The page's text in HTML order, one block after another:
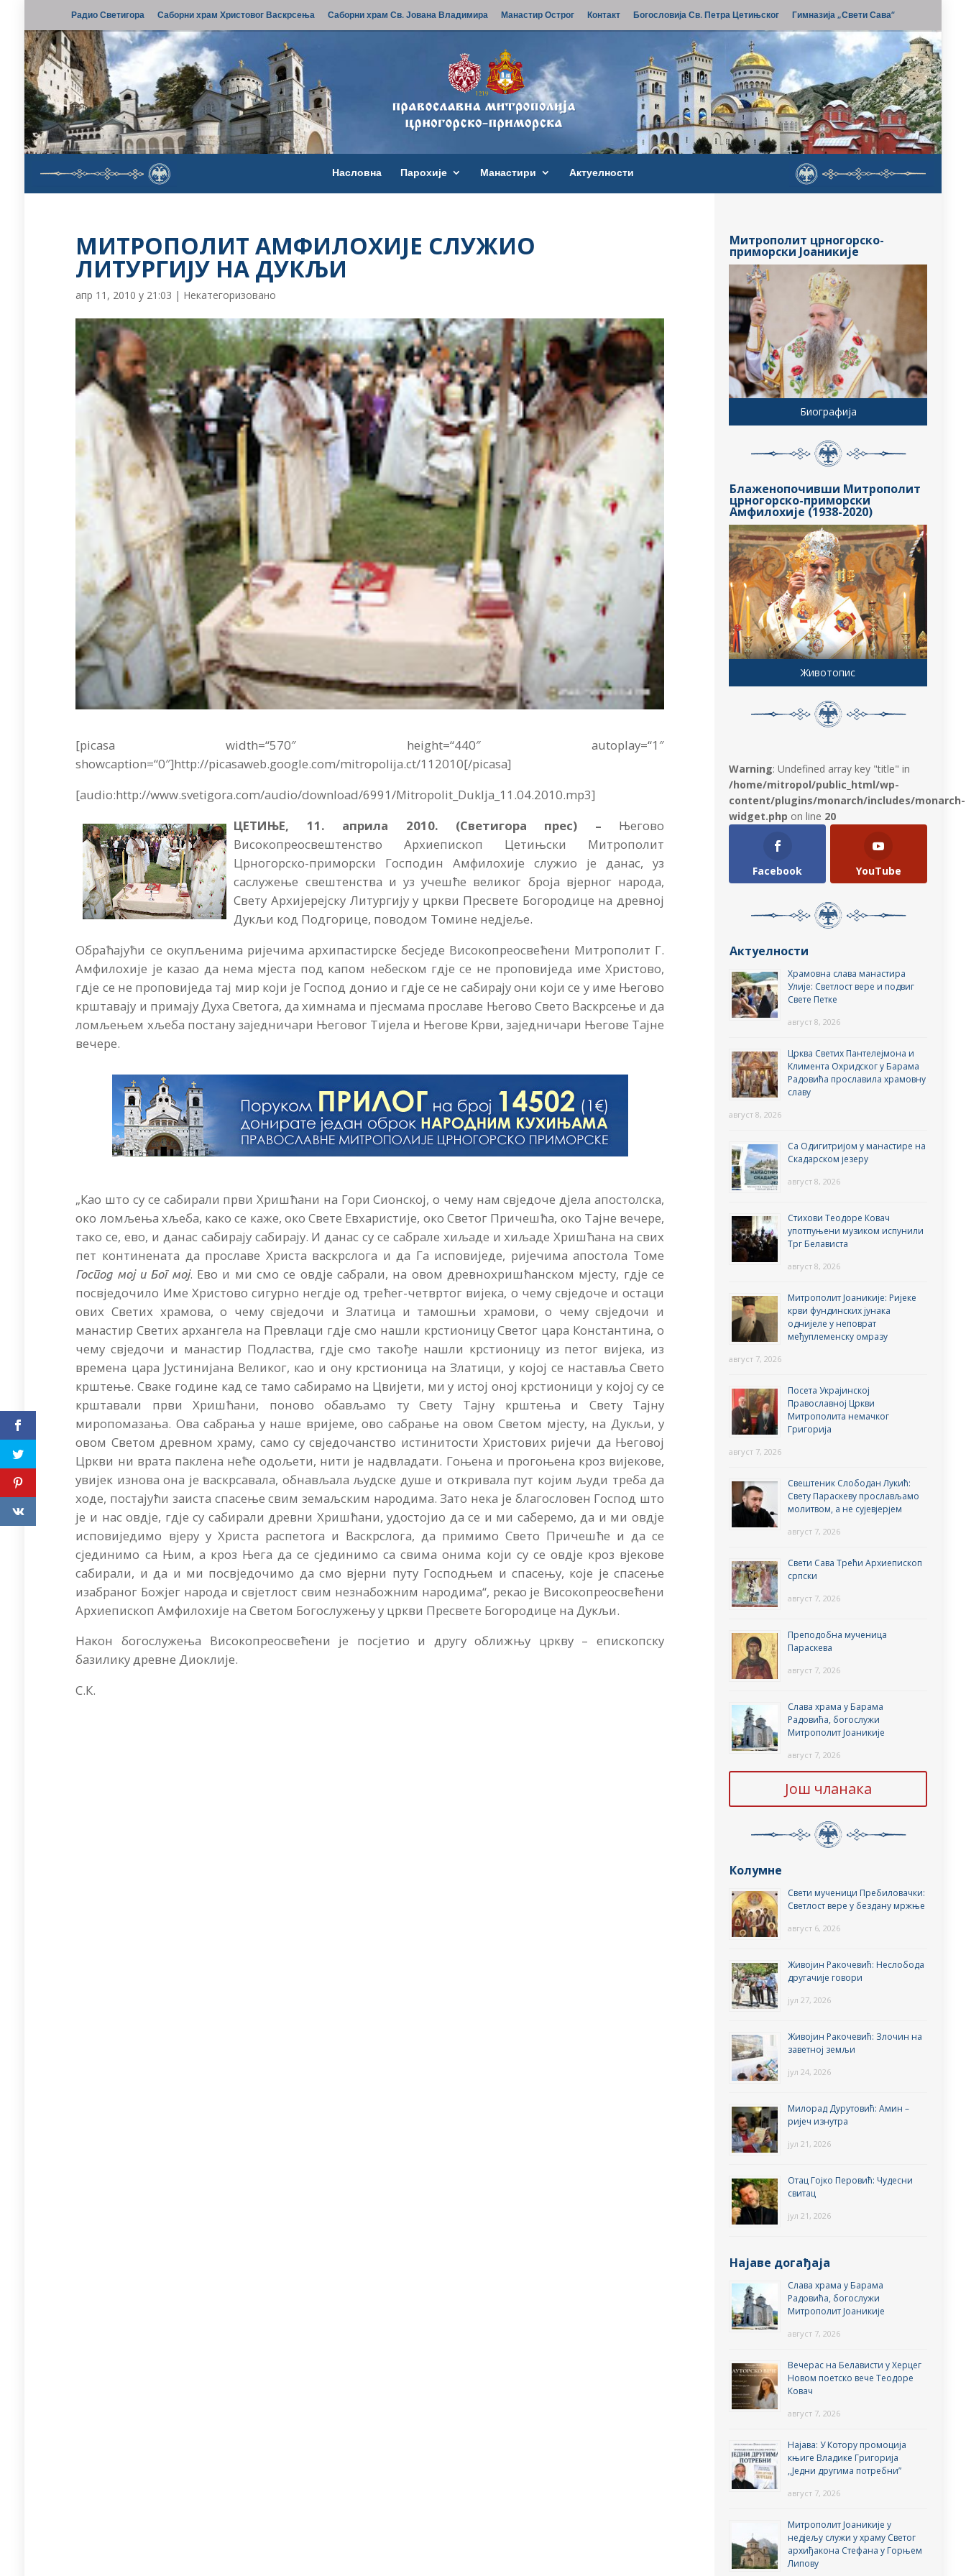
Радио Светигора Саборни храм Христовог Васкрсења Саборни храм Св. Јована Владимира Манастир Острог Контакт Богословија Св. Петра Цетињског Гимназија „Свети Сава“
Насловна Парохије Манастири Актуелности
МИТРОПОЛИТ АМФИЛОХИЈЕ СЛУЖИО
ЛИТУРГИЈУ НА ДУКЉИ
апр 11, 2010 у 21:03 | Некатегоризовано
[picasa width=“570″ height=“440″ autoplay=“1″
showcaption=“0″]http://picasaweb.google.com/mitropolija.ct/112010[/picasa]
[audio:http://www.svetigora.com/audio/download/6991/Mitropolit_Duklja_11.04.2010.mp3]
ЦЕТИЊЕ, 11. априла 2010. (Светигора прес) – Његово
Високопреосвештенство Архиепископ Цетињски Митрополит
Црногорско-приморски Господин Амфилохије служио је данас, уз
саслужење свештенства и уз учешће великог броја вјерног народа,
Свету Архијерејску Литургију у цркви Пресвете Богородице на древној
Дукљи код Подгорице, поводом Томине недјеље.
Обраћајући се окупљенима ријечима архипастирске бесједе Високопреосвећени Митрополит Г.
Амфилохије је казао да нема мјеста под капом небеском гдје се не проповиједа име Христово,
гдје се не проповиједа тај мир који је Господ донио и гдје се не сабирају они који се у име Његово
крштавају и примају Духа Светога, да химнама и пјесмама прославе Његово Свето Васкрсење и да
ломљењем хљеба постану заједничари Његовог Тијела и Његове Крви, заједничари Његове Тајне
вечере.
„Као што су се сабирали први Хришћани на Гори Сионској, о чему нам свједоче дјела апостолска,
око ломљења хљеба, како се каже, око Свете Евхаристије, око Светог Причешћа, око Тајне вечере,
тако се, ево, и данас сабирају сабирају. И данас су се сабрале хиљаде и хиљаде Хришћана на свих
пет континената да прославе Христа васкрслога и да Га исповиједе, ријечима апостола Томе
Господ мој и Бог мој. Ево и ми смо се овдје сабрали, на овом древнохришћанском мјесту, гдје се
посвједочило Име Христово сигурно негдје од трећег-четвртог вијека, о чему свједоче и остаци
ових Светих храмова, о чему свједочи и Златица и тамошњи храмови, о чему свједочи и
манастир Светих архангела на Превлаци гдје смо нашли крстионицу Светог цара Константина, о
чему свједочи и манастир Подластва, гдје смо такође нашли крстионицу из петог вијека, из
времена цара Јустинијана Великог, као и ону крстионица на Златици, у којој се наставља Свето
крштење. Сваке године кад се тамо сабирамо на Цвијети, ми у истој оној крстионици у којој су се
крштавали први Хришћани, поново обављамо ту Свету Тајну крштења и Свету Тајну
миропомазања. Ова сабрања у наше вријеме, ово сабрање на овом Светом мјесту, на Дукљи, у
овом Светом древном храму, само су свједочанство истинитости Христових ријечи да Његовој
Цркви ни врата паклена неће одољети, нити је надвладати. Гоњена и прогоњена кроз вијекове,
увијек изнова она је васкрсавала, обнављала људске душе и откривала пут којим људи треба да
ходе, постајући заиста спасење свим земаљским народима. Зато нека је благословен Господ што
је и нас овдје, гдје су сабирали древни Хришћани, удостојио да се и ми саберемо, да и ми овдје
исповиједимо вјеру у Христа распетога и Васкрслога, да примимо Свето Причешће и да се
сјединимо са Њим, а кроз Њега да се сјединимо са свима онима који су се овдје кроз вјекове
сабирали, и да и ми посвједочимо да смо вјерни путу Господњем и спасењу, које је спасење
изабраног Божјег народа и свјетлост свим незнабожним народима“, рекао је Високопреосвећени
Архиепископ Амфилохије на Светом Богослужењу у цркви Пресвете Богородице на Дукљи.
Након богослужења Високопреосвећени је посјетио и другу оближњу цркву – епископску
базилику древне Диоклије.
С.К.
Митрополит црногорско-
приморски Јоаникије
Биографија
Блаженопочивши Митрополит
црногорско-приморски
Амфилохије (1938-2020)
Животопис
Warning: Undefined array key "title" in
/home/mitropol/public_html/wp-
content/plugins/monarch/includes/monarch-
widget.php on line 20
Facebook YouTube
Актуелности
Храмовна слава манастира
Улије: Светлост вере и подвиг
Свете Петке
август 8, 2026
Црква Светих Пантелејмона и
Климента Охридског у Барама
Радовића прославила храмовну
славу
август 8, 2026
Са Одигитријом у манастире на
Скадарском језеру
август 8, 2026
Стихови Теодоре Ковач
употпуњени музиком испунили
Трг Белависта
август 8, 2026
Митрополит Јоаникије: Ријеке
крви фундинских јунака
однијеле у неповрат
међуплеменску омразу
август 7, 2026
Посета Украјинској
Православној Цркви
Митрополита немачког
Григорија
август 7, 2026
Свештеник Слободан Лукић:
Свету Параскеву прослављамо
молитвом, а не сујевјерјем
август 7, 2026
Свети Сава Трећи Архиепископ
српски
август 7, 2026
Преподобна мученица
Параскева
август 7, 2026
Слава храма у Барама
Радовића, богослужи
Митрополит Јоаникије
август 7, 2026
Још чланака
Колумне
Свети мученици Пребиловачки:
Светлост вере у бездану мржње
август 6, 2026
Живојин Ракочевић: Неслобода
другачије говори
јул 27, 2026
Живојин Ракочевић: Злочин на
заветној земљи
јул 24, 2026
Милорад Дурутовић: Амин –
ријеч изнутра
јул 21, 2026
Отац Гојко Перовић: Чудесни
свитац
јул 21, 2026
Најаве догађаја
Слава храма у Барама
Радовића, богослужи
Митрополит Јоаникије
август 7, 2026
Вечерас на Белависти у Херцег
Новом поетско вече Теодоре
Ковач
август 7, 2026
Најава: У Котору промоција
књиге Владике Григорија
,,Једни другима потребни”
август 7, 2026
Митрополит Јоаникије у
недјељу служи у храму Светог
архиђакона Стефана у Горњем
Липову